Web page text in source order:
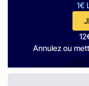
1€
Annulez ou